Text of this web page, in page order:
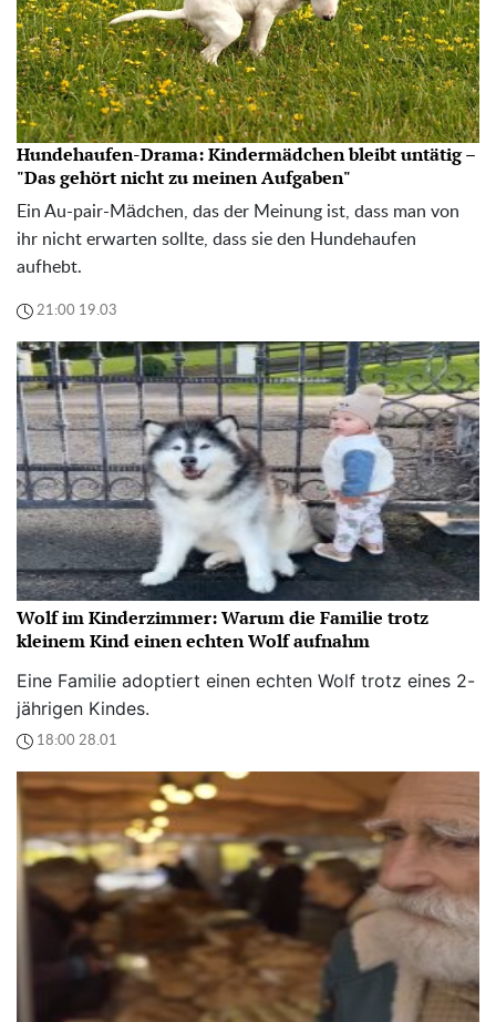
Hundehaufen-Drama: Kindermädchen bleibt untätig –
"Das gehört nicht zu meinen Aufgaben"
Ein Au-pair-Mädchen, das der Meinung ist, dass man von
ihr nicht erwarten sollte, dass sie den Hundehaufen
aufhebt.
21:00 19.03
Wolf im Kinderzimmer: Warum die Familie trotz
kleinem Kind einen echten Wolf aufnahm
Eine Familie adoptiert einen echten Wolf trotz eines 2-
jährigen Kindes.
18:00 28.01